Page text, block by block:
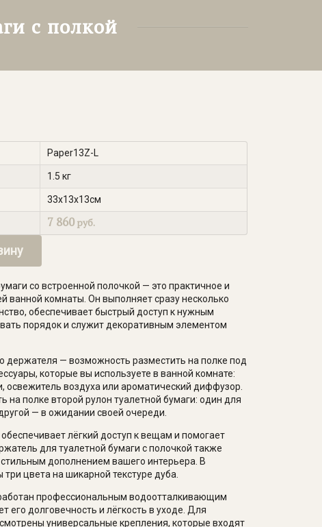
с полкой
Paper13Z-L
1.5 кг
33х13х13см
7 860руб.
со встроенной полочкой — это практичное и
ванной комнаты. Он выполняет сразу несколько
обеспечивает быстрый доступ к нужным
порядок и служит декоративным элементом
держателя — возможность разместить на полке под
которые вы используете в ванной комнате:
воздуха или ароматический диффузор.
на полке второй рулон туалетной бумаги: один для
— в ожидании своей очереди.
лёгкий доступ к вещам и помогает
для туалетной бумаги с полочкой также
стильным дополнением вашего интерьера. В
цвета на шикарной текстуре дуба.
профессиональным водоотталкивающим
его долговечность и лёгкость в уходе. Для
универсальные крепления, которые входят